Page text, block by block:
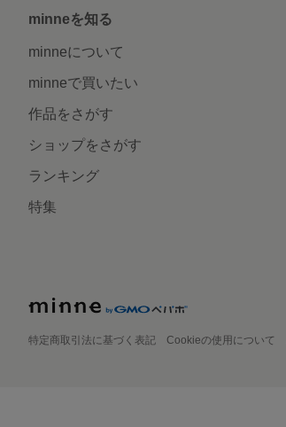
minneを知る
minneについて
minneで買いたい
作品をさがす
ショップをさがす
ランキング
特集
特定商取引法に基づく表記 Cookieの使用について